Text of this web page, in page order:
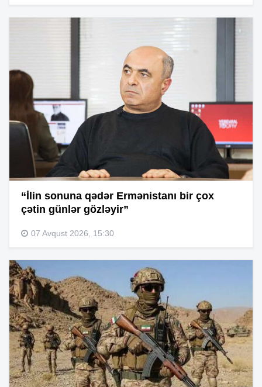
“İlin sonuna qədər Ermənistanı bir çox
çətin günlər gözləyir”
07 Avqust 2026, 15:30